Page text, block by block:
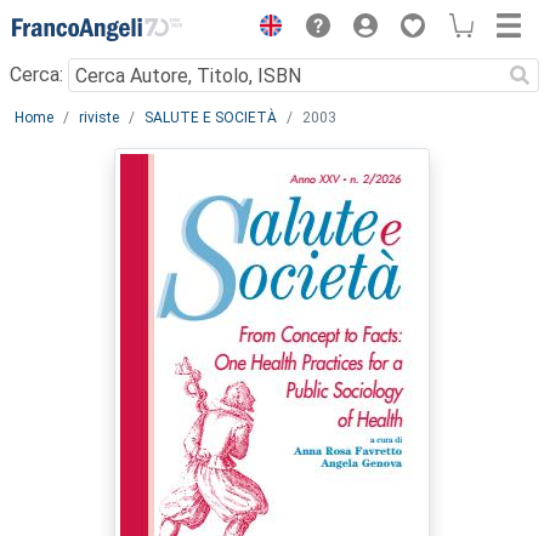
Menu
Cerca:
Main content
Home riviste SALUTE E SOCIETÀ 2003